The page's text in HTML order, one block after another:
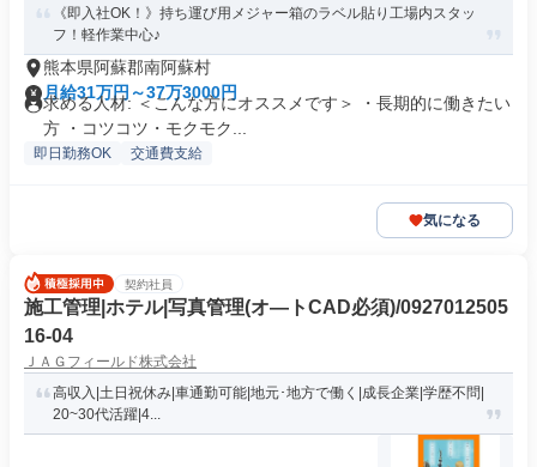
《即入社OK！》持ち運び用メジャー箱のラベル貼り工場内スタッ
フ！軽作業中心♪
熊本県阿蘇郡南阿蘇村
月給31万円～37万3000円
求める人材: ＜こんな方にオススメです＞ ・長期的に働きたい
方 ・コツコツ・モクモク...
即日勤務OK 交通費支給
気になる
契約社員
施工管理|ホテル|写真管理(オ―トCAD必須)/0927012505
16-04
ＪＡＧフィールド株式会社
高収入|土日祝休み|車通勤可能|地元･地方で働く|成長企業|学歴不問|
20~30代活躍|4...